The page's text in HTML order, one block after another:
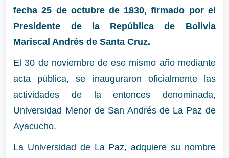
fecha 25 de octubre de 1830, firmado por el
Presidente de la República de Bolivia
Mariscal Andrés de Santa Cruz.
El 30 de noviembre de ese mismo año mediante
acta pública, se inauguraron oficialmente las
actividades de la entonces denominada,
Universidad Menor de San Andrés de La Paz de
Ayacucho.
La Universidad de La Paz, adquiere su nombre